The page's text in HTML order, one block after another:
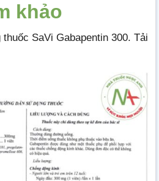
khảo
SaVi Gabapentin 300. Tải